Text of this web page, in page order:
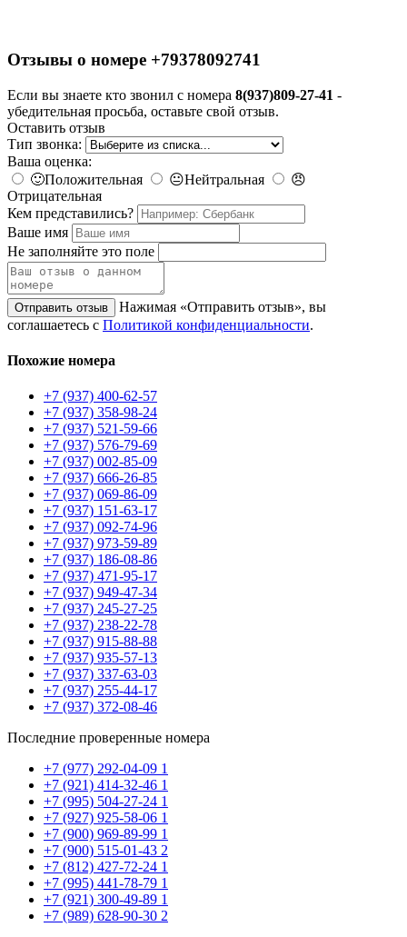
Отзывы о номере +79378092741
Если вы знаете кто звонил с номера 8(937)809-27-41 -
убедительная просьба, оставьте свой отзыв.
Оставить отзыв
Тип звонка:
Ваша оценка:
🙂Положительная 😐Нейтральная
😠
Отрицательная
Кем представились?
Ваше имя
Не заполняйте это поле
Отправить отзыв
Нажимая «Отправить отзыв», вы
соглашаетесь с Политикой конфиденциальности.
Похожие номера
+7 (937) 400-62-57
+7 (937) 358-98-24
+7 (937) 521-59-66
+7 (937) 576-79-69
+7 (937) 002-85-09
+7 (937) 666-26-85
+7 (937) 069-86-09
+7 (937) 151-63-17
+7 (937) 092-74-96
+7 (937) 973-59-89
+7 (937) 186-08-86
+7 (937) 471-95-17
+7 (937) 949-47-34
+7 (937) 245-27-25
+7 (937) 238-22-78
+7 (937) 915-88-88
+7 (937) 935-57-13
+7 (937) 337-63-03
+7 (937) 255-44-17
+7 (937) 372-08-46
Последние проверенные номера
+7 (977) 292-04-09 1
+7 (921) 414-32-46 1
+7 (995) 504-27-24 1
+7 (927) 925-58-06 1
+7 (900) 969-89-99 1
+7 (900) 515-01-43 2
+7 (812) 427-72-24 1
+7 (995) 441-78-79 1
+7 (921) 300-49-89 1
+7 (989) 628-90-30 2